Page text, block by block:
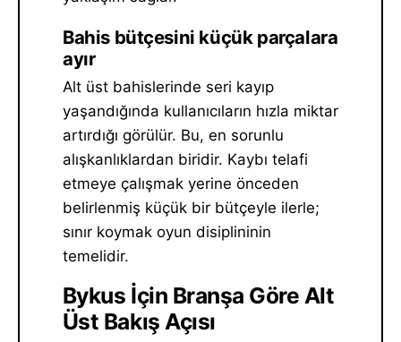
Bahis bütçesini küçük parçalara
ayır
Alt üst bahislerinde seri kayıp
yaşandığında kullanıcıların hızla miktar
artırdığı görülür. Bu, en sorunlu
alışkanlıklardan biridir. Kaybı telafi
etmeye çalışmak yerine önceden
belirlenmiş küçük bir bütçeyle ilerle;
sınır koymak oyun disiplininin
temelidir.
Bykus İçin Branşa Göre Alt
Üst Bakış Açısı